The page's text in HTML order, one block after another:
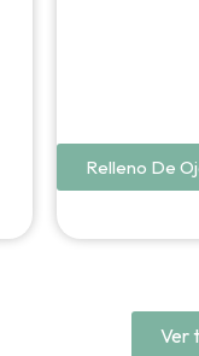
Relleno De
Ver